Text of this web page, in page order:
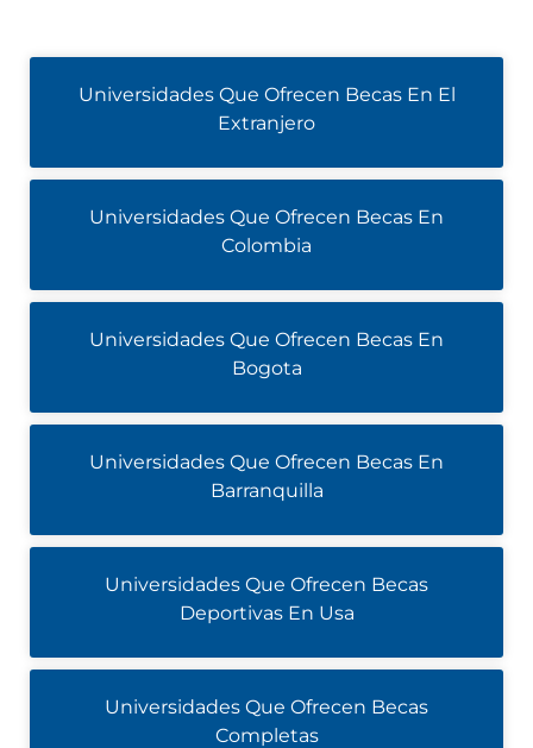
Universidades Que Ofrecen Becas En El
Extranjero
Universidades Que Ofrecen Becas En
Colombia
Universidades Que Ofrecen Becas En
Bogota
Universidades Que Ofrecen Becas En
Barranquilla
Universidades Que Ofrecen Becas
Deportivas En Usa
Universidades Que Ofrecen Becas
Completas